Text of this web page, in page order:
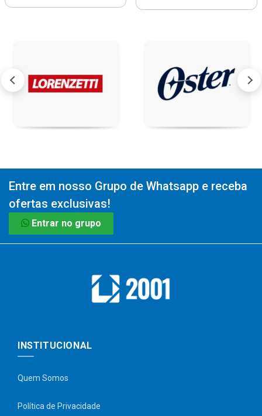
Entre em nosso Grupo de Whatsapp e receba
ofertas exclusivas!
Entrar no grupo
INSTITUCIONAL
Quem Somos
Política de Privacidade